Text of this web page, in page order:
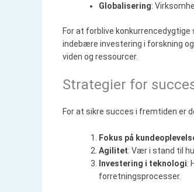
Globalisering:
For at forblive
indebære investering i forskning
viden og ressourcer.
Strategier for
For at sikre succes i fremtiden er
Fokus på
Agilitet: Vær i stand til
Investering i teknologi:
forretningsprocesser.